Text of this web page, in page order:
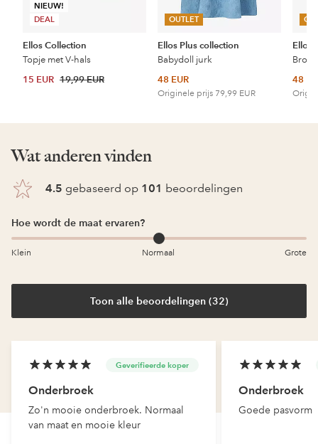
NIEUW!
DEAL
Ellos Collection
Topje met V-hals
15 EUR 19,99 EUR
OUTLET
Ellos Plus collection
Babydoll jurk
48 EUR
Originele prijs 79,99 EUR
Ellos
48
Wat anderen vinden
4.5 gebaseerd op 101 beoordelingen
Hoe wordt de maat ervaren?
Klein Normaal Grote
Toon alle beoordelingen (32)
Geverifieerde koper
Onderbroek
Zo'n mooie onderbroek. Normaal
van maat en mooie kleur
Onderbroek
Goede pasvorm